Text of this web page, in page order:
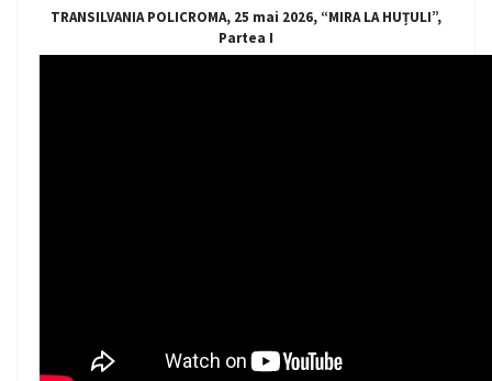
TRANSILVANIA POLICROMA, 25 mai 2026, “MIRA LA HUȚULI”,
Partea I